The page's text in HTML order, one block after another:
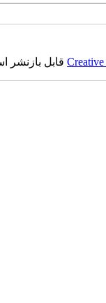
قابل بازنشر